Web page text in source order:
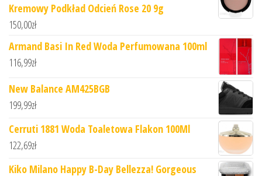
Kremowy Podkład Odcień Rose 20 9g
150,00zł
Armand Basi In Red Woda Perfumowana 100ml
116,99zł
New Balance AM425BGB
199,99zł
Cerruti 1881 Woda Toaletowa Flakon 100Ml
122,69zł
Kiko Milano Happy B-Day Bellezza! Gorgeous